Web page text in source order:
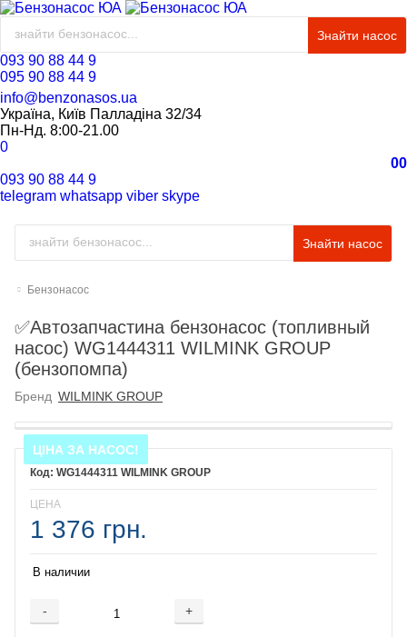
Знайти насос
093 90 88 44 9
095 90 88 44 9
info@benzonasos.ua
Україна, Київ Палладіна 32/34
Пн-Нд. 8:00-21.00
0
00
093 90 88 44 9
telegram whatsapp viber skype
Знайти насос
Бензонасос
✅Автозапчастина бензонасос (топливный
насос) WG1444311 WILMINK GROUP
(бензопомпа)
Бренд WILMINK GROUP
ЦІНА ЗА НАСОС!
WG1444311 WILMINK GROUP
ЦЕНА
1 376 грн.
В наличии
- +
Добавляется...
Добавлен